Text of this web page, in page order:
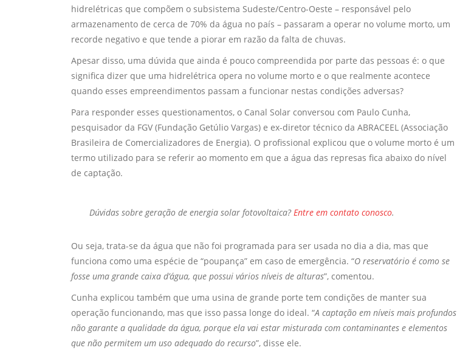
hidrelétricas que compõem o subsistema Sudeste/Centro-Oeste – responsável pelo
armazenamento de cerca de 70% da água no país – passaram a operar no volume morto, um
recorde negativo e que tende a piorar em razão da falta de chuvas.
Apesar disso, uma dúvida que ainda é pouco compreendida por parte das pessoas é: o que
significa dizer que uma hidrelétrica opera no volume morto e o que realmente acontece
quando esses empreendimentos passam a funcionar nestas condições adversas?
Para responder esses questionamentos, o Canal Solar conversou com Paulo Cunha,
pesquisador da FGV (Fundação Getúlio Vargas) e ex-diretor técnico da ABRACEEL (Associação
Brasileira de Comercializadores de Energia). O profissional explicou que o volume morto é um
termo utilizado para se referir ao momento em que a água das represas fica abaixo do nível
de captação.
Dúvidas sobre geração de energia solar fotovoltaica? Entre em contato conosco.
Ou seja, trata-se da água que não foi programada para ser usada no dia a dia, mas que
funciona como uma espécie de “poupança” em caso de emergência. “O reservatório é como se
fosse uma grande caixa d’água, que possui vários níveis de alturas”, comentou.
Cunha explicou também que uma usina de grande porte tem condições de manter sua
operação funcionando, mas que isso passa longe do ideal. “A captação em níveis mais profundos
não garante a qualidade da água, porque ela vai estar misturada com contaminantes e elementos
que não permitem um uso adequado do recurso”, disse ele.